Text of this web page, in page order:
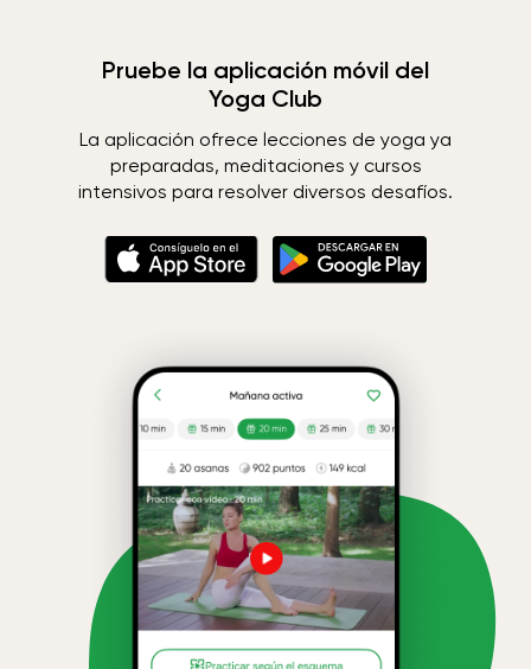
Pruebe la aplicación móvil del
Yoga Club
La aplicación ofrece lecciones de yoga ya
preparadas, meditaciones y cursos
intensivos para resolver diversos desafíos.